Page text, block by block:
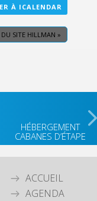
À ICALENDAR
DU SITE HILLMAN »
HÉBERGEMENT
CABANES D’ÉTAPE
ACCUEIL
AGENDA